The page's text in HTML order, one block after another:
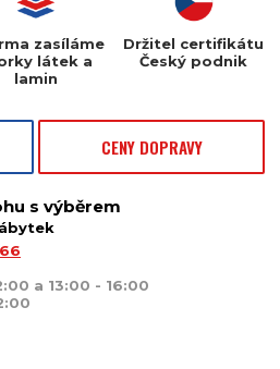
zasíláme
látek a
lamin
Držitel certifikátu
Český podnik
CENY DOPRAVY
s výběrem
a 13:00 - 16:00